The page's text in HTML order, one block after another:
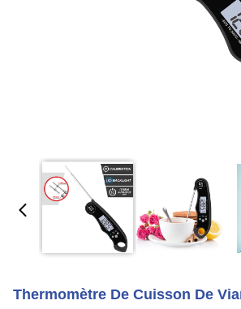
Thermomètre De Cuisson De